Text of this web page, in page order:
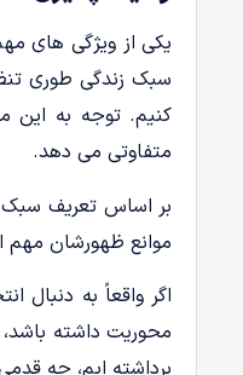
یکی از ویژگی های
سبک زندگی طوری
کنیم. توجه به این
متفاوتی می دهد.
بر اساس تعریف سبک
موانع ظهورشان
اگر واقعاً به دنبال
محوریت داشته